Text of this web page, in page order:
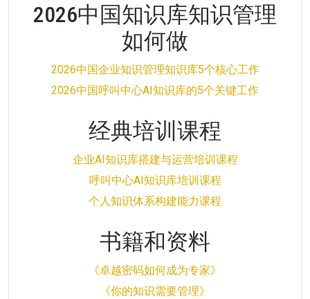
2026中国知识库知识管理
如何做
2026中国企业知识管理知识库5个核心工作
2026中国呼叫中心AI知识库的5个关键工作
经典培训课程
企业AI知识库搭建与运营培训课程
呼叫中心AI知识库培训课程
个人知识体系构建能力课程
书籍和资料
《卓越密码如何成为专家》
《你的知识需要管理》